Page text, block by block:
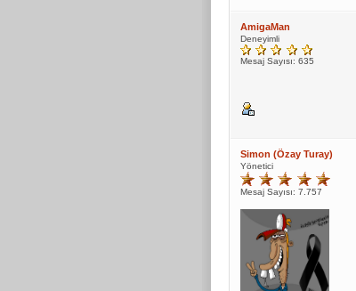
AmigaMan
Deneyimli
Mesaj Sayısı: 635
Simon (Özay Turay)
Yönetici
Mesaj Sayısı: 7.757